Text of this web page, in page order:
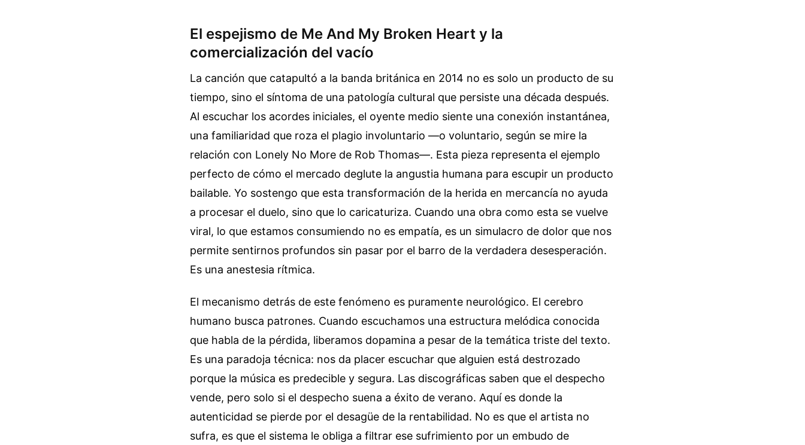
El espejismo de Me And My Broken Heart y la
comercialización del vacío
La canción que catapultó a la banda británica en 2014 no es solo un producto de su
tiempo, sino el síntoma de una patología cultural que persiste una década después.
Al escuchar los acordes iniciales, el oyente medio siente una conexión instantánea,
una familiaridad que roza el plagio involuntario —o voluntario, según se mire la
relación con Lonely No More de Rob Thomas—. Esta pieza representa el ejemplo
perfecto de cómo el mercado deglute la angustia humana para escupir un producto
bailable. Yo sostengo que esta transformación de la herida en mercancía no ayuda
a procesar el duelo, sino que lo caricaturiza. Cuando una obra como esta se vuelve
viral, lo que estamos consumiendo no es empatía, es un simulacro de dolor que nos
permite sentirnos profundos sin pasar por el barro de la verdadera desesperación.
Es una anestesia rítmica.
El mecanismo detrás de este fenómeno es puramente neurológico. El cerebro
humano busca patrones. Cuando escuchamos una estructura melódica conocida
que habla de la pérdida, liberamos dopamina a pesar de la temática triste del texto.
Es una paradoja técnica: nos da placer escuchar que alguien está destrozado
porque la música es predecible y segura. Las discográficas saben que el despecho
vende, pero solo si el despecho suena a éxito de verano. Aquí es donde la
autenticidad se pierde por el desagüe de la rentabilidad. No es que el artista no
sufra, es que el sistema le obliga a filtrar ese sufrimiento por un embudo de